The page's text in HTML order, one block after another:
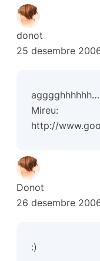
donot
25 desembre
Mireu:
http://
Donot
26 desembre
:)